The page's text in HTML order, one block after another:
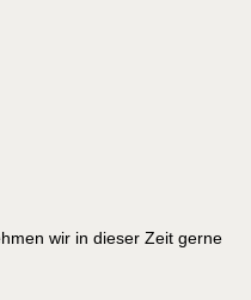
wir in dieser Zeit gerne